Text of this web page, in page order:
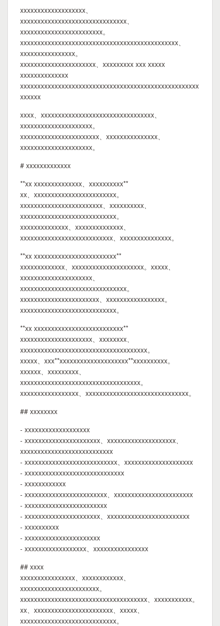
xxxxxxxxxxxxxxxxxxx、
xxxxxxxxxxxxxxxxxxxxxxxxxxxxxxx、
xxxxxxxxxxxxxxxxxxxxxxxx。
xxxxxxxxxxxxxxxxxxxxxxxxxxxxxxxxxxxxxxxxxxxxxx、
xxxxxxxxxxxxxxxx。
xxxxxxxxxxxxxxxxxxxxxx、xxxxxxxxx xxx xxxxx
xxxxxxxxxxxxxx
xxxxxxxxxxxxxxxxxxxxxxxxxxxxxxxxxxxxxxxxxxxxxxxxxxxx
xxxxxx
xxxx、xxxxxxxxxxxxxxxxxxxxxxxxxxxxxxxxx、
xxxxxxxxxxxxxxxxxxxxx。
xxxxxxxxxxxxxxxxxxxxxxx、xxxxxxxxxxxxxxx、
xxxxxxxxxxxxxxxxxxxxx。
# xxxxxxxxxxxxx
**xx xxxxxxxxxxxxxx、xxxxxxxxxx**
xx、xxxxxxxxxxxxxxxxxxxxxxxx。
xxxxxxxxxxxxxxxxxxxxxxxx、xxxxxxxxxx、
xxxxxxxxxxxxxxxxxxxxxxxxxxxx。
xxxxxxxxxxxxxx、xxxxxxxxxxxxxx、
xxxxxxxxxxxxxxxxxxxxxxxxxxx、xxxxxxxxxxxxxxx。
**xx xxxxxxxxxxxxxxxxxxxxxxxx**
xxxxxxxxxxxxx、xxxxxxxxxxxxxxxxxxxxx。xxxxx、
xxxxxxxxxxxxxxxxxxxxx、
xxxxxxxxxxxxxxxxxxxxxxxxxxxxxxx。
xxxxxxxxxxxxxxxxxxxxxxx、xxxxxxxxxxxxxxxxx。
xxxxxxxxxxxxxxxxxxxxxxxxxxxx。
**xx xxxxxxxxxxxxxxxxxxxxxxxxxx**
xxxxxxxxxxxxxxxxxxxxx、xxxxxxxx、
xxxxxxxxxxxxxxxxxxxxxxxxxxxxxxxxxxxxx。
xxxxx、xxx**xxxxxxxxxxxxxxxxxxxx**xxxxxxxxxx。
xxxxxx、xxxxxxxxx、
xxxxxxxxxxxxxxxxxxxxxxxxxxxxxxxxxxx。
xxxxxxxxxxxxxxxxx、xxxxxxxxxxxxxxxxxxxxxxxxxxxxxx。
## xxxxxxxx
- xxxxxxxxxxxxxxxxxxx
- xxxxxxxxxxxxxxxxxxxxxx、xxxxxxxxxxxxxxxxxxxx、
xxxxxxxxxxxxxxxxxxxxxxxxxxx
- xxxxxxxxxxxxxxxxxxxxxxxxxxx、xxxxxxxxxxxxxxxxxxxx
- xxxxxxxxxxxxxxxxxxxxxxxxxxxxx
- xxxxxxxxxxxx
- xxxxxxxxxxxxxxxxxxxxxxxx、xxxxxxxxxxxxxxxxxxxxxxx
- xxxxxxxxxxxxxxxxxxxxxxxx
- xxxxxxxxxxxxxxxxxxxxxx、xxxxxxxxxxxxxxxxxxxxxxxx
- xxxxxxxxxx
- xxxxxxxxxxxxxxxxxxxxxx
- xxxxxxxxxxxxxxxxxx、xxxxxxxxxxxxxxxx
## xxxx
xxxxxxxxxxxxxxxx、xxxxxxxxxxxx、
xxxxxxxxxxxxxxxxxxxxxxx。
xxxxxxxxxxxxxxxxxxxxxxxxxxxxxxxxxxxxx、xxxxxxxxxxx。
xx、xxxxxxxxxxxxxxxxxxxxxxx、xxxxx、
xxxxxxxxxxxxxxxxxxxxxxxxxxxx。